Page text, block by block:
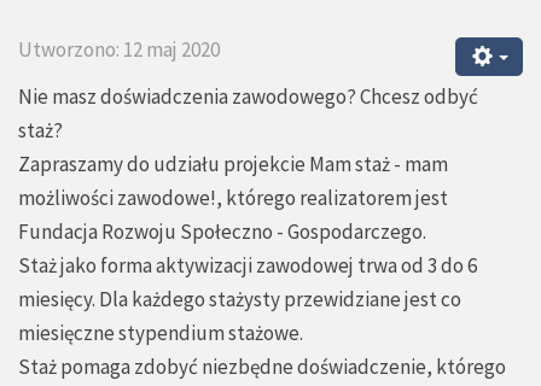
Utworzono: 12 maj 2020
Nie masz doświadczenia zawodowego? Chcesz odbyć
staż?
Zapraszamy do udziału projekcie Mam staż - mam
możliwości zawodowe!, którego realizatorem jest
Fundacja Rozwoju Społeczno - Gospodarczego.
Staż jako forma aktywizacji zawodowej trwa od 3 do 6
miesięcy. Dla każdego stażysty przewidziane jest co
miesięczne stypendium stażowe.
Staż pomaga zdobyć niezbędne doświadczenie, którego